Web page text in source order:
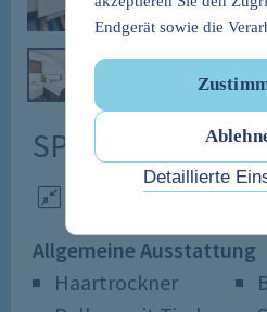
SPA
ca. 17m²,Balcony5m²
Allgemeine Ausstattung
Haartrockner
Endgerät sowie die
geräteübergreifenden
Verarbeitung von
der Weitergabe Ihrer
Dies beinhaltet die
für personalisierte
sogenannten
DSGVO). Drittstaaten im
Detaillierte